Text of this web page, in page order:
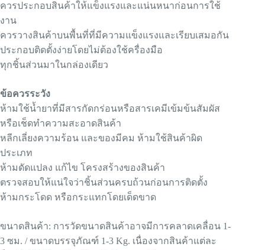
ควรประกอบสินค้าให้แข็งแรงและแน่นหนาก่อนการใช้
งาน
ควรวางสินค้าบนพื้นที่ที่มีความแข็งแรงและเรียบเสมอกัน
ประกอบติดตั้งง่ายโดยไม่ต้องใช้ครื่องมือ
ทุกชิ้นส่วนมาในกล่องเดียว
ข้อควรระวัง
ห้ามใช้น้ำยาที่มีสารกัดกร่อนหรือสารเคมีเข้มข้นสัมผัส
หรือเช็ดทำความสะอาดสินค้า
หลีกเลี่ยงความร้อน และของมีคม ห้ามใช้สินค้าผิด
ประเภท
ห้ามดัดแปลง แก้ไข โครงสร้างของสินค้า
ตรวจสอบให้แน่ใจว่าชิ้นส่วนครบถ้วนก่อนการติดตั้ง
ห้ามกระโดด หรือกระแทกโดยเด็ดขาด
ขนาดสินค้า: การวัดขนาดสินค้าอาจมีการคลาดเคลื่อน 1-
3 ซม. / ขนาดบรรจุภัณฑ์ 1-3 Kg. เนื่องจากสินค้าแต่ละ